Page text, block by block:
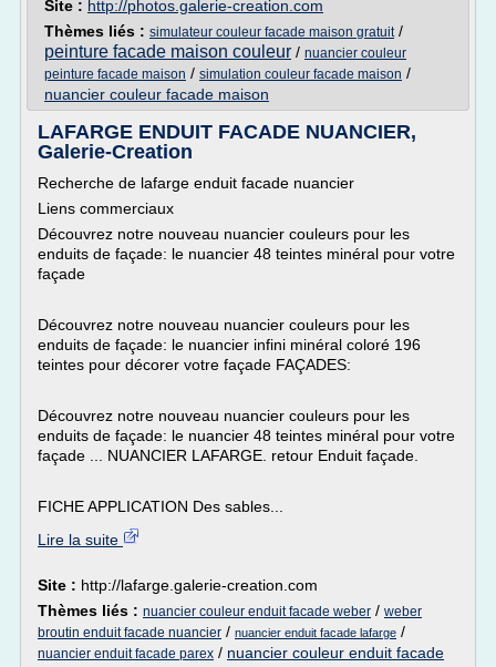
Site : http://photos.galerie-creation.com
Thèmes liés : simulateur couleur facade maison gratuit/
peinture facade maison couleur / nuancier couleur
peinture facade maison / simulation couleur facade maison /
nuancier couleur facade maison
LAFARGE ENDUIT FACADE NUANCIER,
Galerie-Creation
Recherche de lafarge enduit facade nuancier
Liens commerciaux
Découvrez notre nouveau nuancier couleurs pour les
enduits de façade: le nuancier 48 teintes minéral pour votre
façade
Découvrez notre nouveau nuancier couleurs pour les
enduits de façade: le nuancier infini minéral coloré 196
teintes pour décorer votre façade FAÇADES:
Découvrez notre nouveau nuancier couleurs pour les
enduits de façade: le nuancier 48 teintes minéral pour votre
façade ... NUANCIER LAFARGE. retour Enduit façade.
FICHE APPLICATION Des sables...
Lire la suite
Site : http://lafarge.galerie-creation.com
Thèmes liés : nuancier couleur enduit facade weber / weber
broutin enduit facade nuancier / nuancier enduit facade lafarge /
nuancier enduit facade parex / nuancier couleur enduit facade